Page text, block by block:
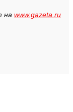
на www.gazeta.ru